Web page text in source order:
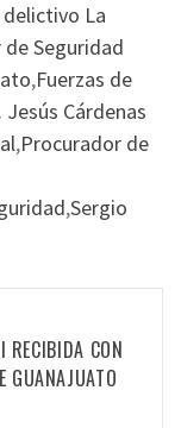
La
Seguridad
,Fuerzas de
Jesús Cárdenas
,Procurador de
,Sergio
RECIBIDA CON
GUANAJUATO